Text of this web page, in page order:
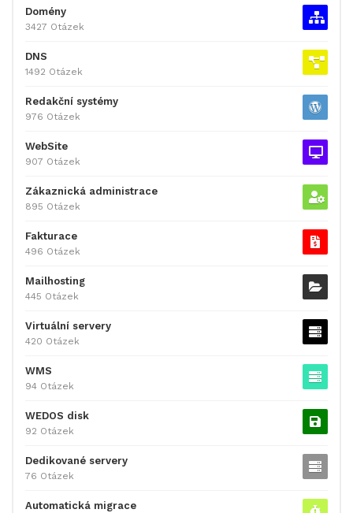
Domény
3427 Otázek
DNS
1492 Otázek
Redakční systémy
976 Otázek
WebSite
907 Otázek
Zákaznická administrace
895 Otázek
Fakturace
496 Otázek
Mailhosting
445 Otázek
Virtuální servery
420 Otázek
WMS
94 Otázek
WEDOS disk
92 Otázek
Dedikované servery
76 Otázek
Automatická migrace